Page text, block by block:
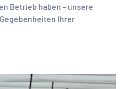
Betrieb haben – unsere
Ihrer